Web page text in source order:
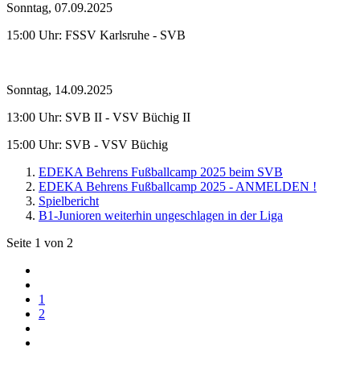
Sonntag, 07.09.2025
15:00 Uhr: FSSV Karlsruhe - SVB
Sonntag, 14.09.2025
13:00 Uhr: SVB II - VSV Büchig II
15:00 Uhr: SVB - VSV Büchig
EDEKA Behrens Fußballcamp 2025 beim SVB
EDEKA Behrens Fußballcamp 2025 - ANMELDEN !
Spielbericht
B1-Junioren weiterhin ungeschlagen in der Liga
Seite 1 von 2
1
2